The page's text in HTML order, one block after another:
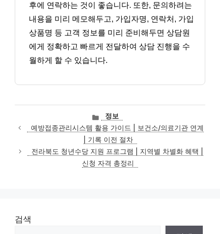
후에 연락하는 것이 좋습니다. 또한, 문의하려는
내용을 미리 메모해두고, 가입자명, 연락처, 가입
상품명 등 고객 정보를 미리 준비해두면 상담원
에게 정확하고 빠르게 전달하여 상담 진행을 수
월하게 할 수 있습니다.
카
테
고
리
정보
예방접종관리시스템 활용 가이드 | 보건소/의료기관 연계
| 기록 이전 절차
전라북도 청년수당 지원 프로그램 | 지역별 차별화 혜택 |
신청 자격 총정리
검색